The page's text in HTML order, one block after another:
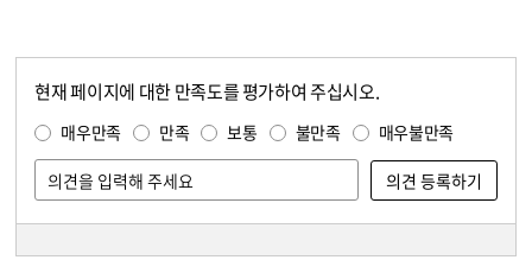
현재 페이지에 대한 만족도를 평가하여 주십시오.
매우만족 만족 보통 불만족 매우불만족